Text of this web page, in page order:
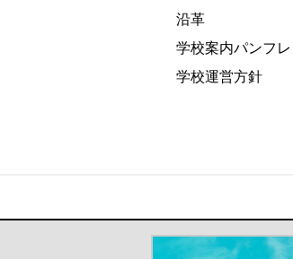
沿革
学校案内パンフレ
学校運営方針
＃だから都立高（別